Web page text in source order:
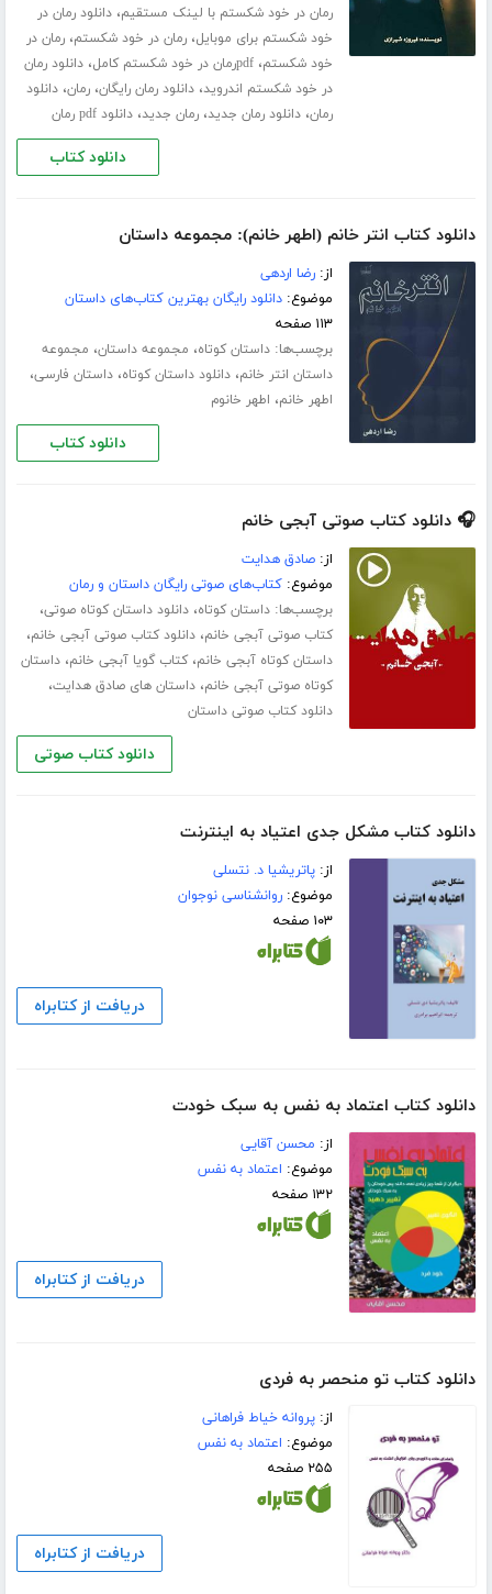
رمان در خود شکستم با لینک مستقیم،دانلود رمان در
خود شکستم برای موبایل،رمان در خود شکستم،رمان در
خود شکستم،pdfرمان در خود شکستم کامل ،دانلود رمان
در خود شکستم اندروید،دانلود رمان رایگان،رمان،دانلود
رمان،دانلود رمان جدید،رمان جدید،دانلود pdf رمان
دانلود کتاب
دانلود کتاب انتر خانم (اطهر خانم): مجموعه داستان
از:رضا اردهی
موضوع:دانلود رایگان بهترین کتاب‌های داستان
۱۱۳ صفحه
برچسب‌ها:داستان کوتاه، مجموعه داستان، مجموعه
داستان انتر خانم،دانلود داستان کوتاه،داستان فارسی،
اطهر خانم، اطهر خانوم
دانلود کتاب
🎧 دانلود کتاب صوتی آبجی خانم
از:صادق هدایت
موضوع:کتاب‌های صوتی رایگان داستان و رمان
برچسب‌ها:داستان کوتاه،دانلود داستان کوتاه صوتی،
کتاب صوتی آبجی خانم،دانلود کتاب صوتی آبجی خانم،
داستان کوتاه آبجی خانم،کتاب گویا آبجی خانم،داستان
کوتاه صوتی آبجی خانم،داستان های صادق هدایت،
دانلود کتاب صوتی داستان
دانلود کتاب صوتی
دانلود کتاب مشکل جدی اعتیاد به اینترنت
از:پاتریشیا د. نتسلی
موضوع:روانشناسی نوجوان
۱۰۳ صفحه
دریافت از کتابراه
دانلود کتاب اعتماد به نفس به سبک خودت
از: محسن آقایی
موضوع: اعتماد به نفس
۱۳۲ صفحه
دریافت از کتابراه
دانلود کتاب تو منحصر به فردی
از:پروانه خیاط فراهانی
موضوع: اعتماد به نفس
۲۵۵ صفحه
دریافت از کتابراه